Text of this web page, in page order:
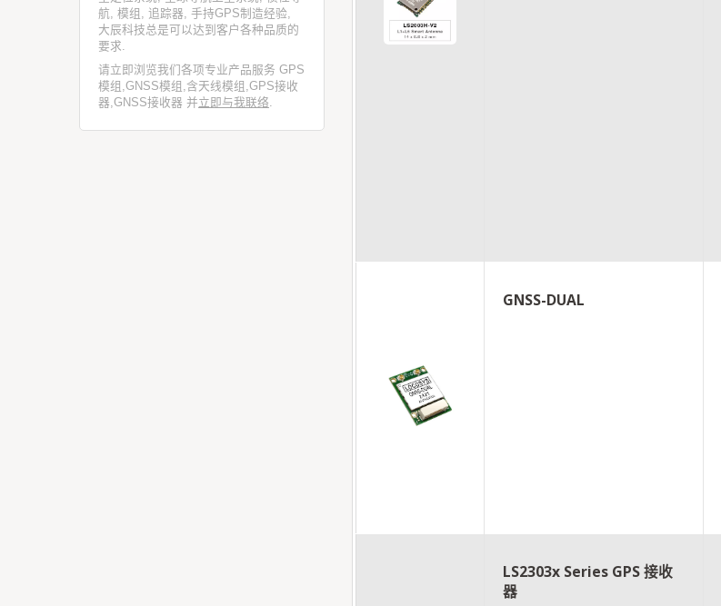
航, 模组, 追踪器, 手持GPS制造经验,
大辰科技总是可以达到客户各种品质的
要求.
请立即浏览我们各项专业产品服务 GPS
模组,GNSS模组,含天线模组,GPS接收
器,GNSS接收器 并立即与我联络.
GNSS-DUAL
LS2303x Series GPS 接收
器